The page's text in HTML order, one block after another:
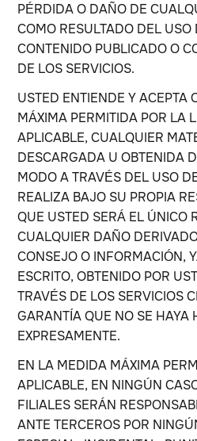
PÉRDIDA O DAÑO DE
COMO RESULTADO DEL USO
CONTENIDO PUBLICADO O
DE LOS SERVICIOS.
USTED ENTIENDE Y ACEPTA
MÁXIMA PERMITIDA POR LA
APLICABLE, CUALQUIER
DESCARGADA U OBTENIDA
MODO A TRAVÉS DEL USO
REALIZA BAJO SU PROPIA
QUE USTED SERÁ EL ÚNICO
CUALQUIER DAÑO
CONSEJO O INFORMACIÓN,
ESCRITO, OBTENIDO POR
TRAVÉS DE LOS SERVICIOS
GARANTÍA QUE NO SE HAYA
EXPRESAMENTE.
EN LA MEDIDA MÁXIMA
APLICABLE, EN NINGÚN
FILIALES SERÁN
ANTE TERCEROS POR